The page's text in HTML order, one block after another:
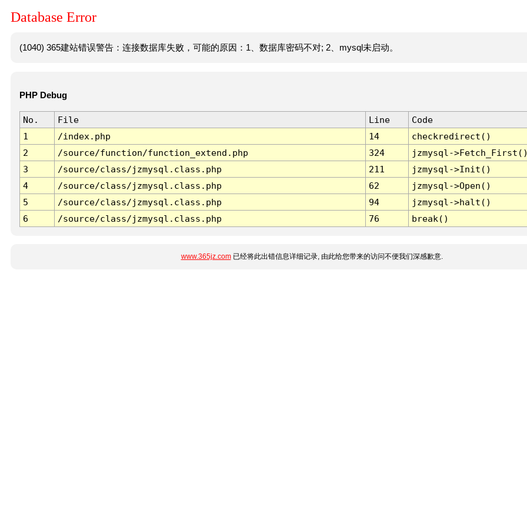
Database Error
(1040) 365建站错误警告：连接数据库失败，可能的原因：1、数据库密码不对; 2、mysql未启动。
PHP Debug
No. File Line
Code
1
/index.php 14
checkredirect()
2
/source/function/function_extend.php 324
jzmysql-
3
/source/class/jzmysql.class.php 211
jzmysql->Init()
4
/source/class/jzmysql.class.php 62
jzmysql->Open()
5
/source/class/jzmysql.class.php 94
jzmysql->halt()
6
/source/class/jzmysql.class.php 76 break()
www.365jz.com已经将此出错信息详细记录, 由此给您带来的访问不便我们深感歉意.